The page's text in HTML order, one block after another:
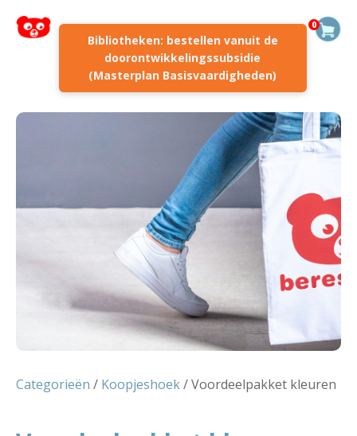
Bibliotheken: bestellen vanuit de
doorontwikkelingssubsidie
(Masterplan Basisvaardigheden)
0
Categorieën / Koopjeshoek/ Voordeelpakket kleuren